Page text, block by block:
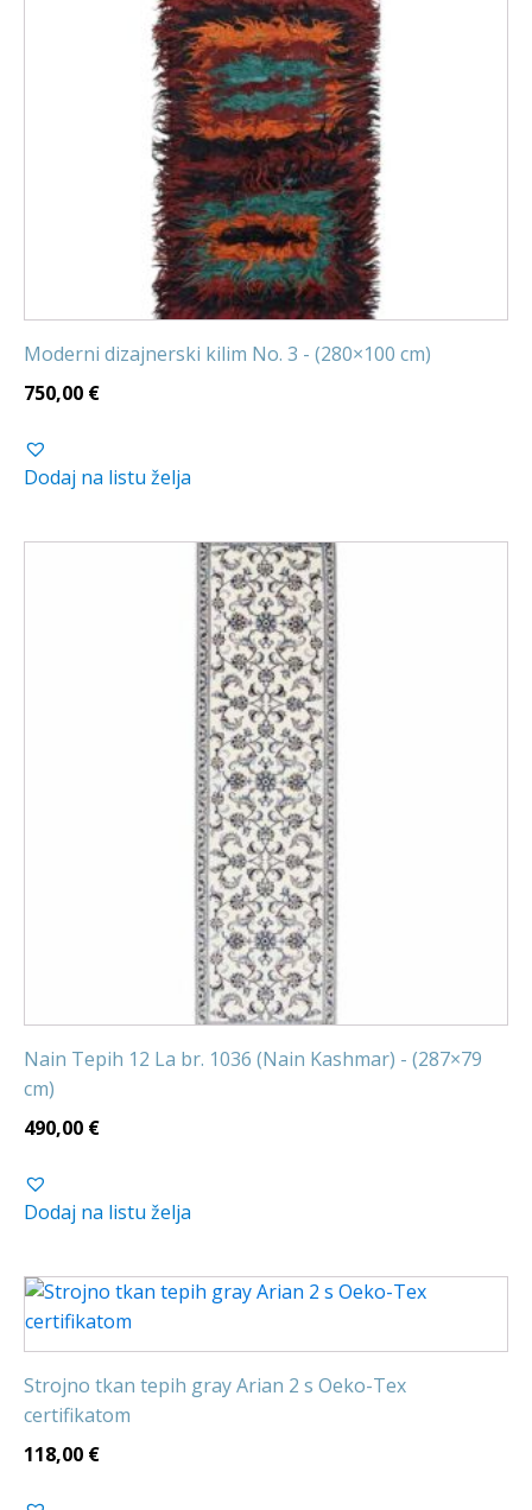
Moderni dizajnerski kilim No. 3 - (280×100 cm)
750,00 €
Dodaj na listu želja
Nain Tepih 12 La br. 1036 (Nain Kashmar) - (287×79
cm)
490,00 €
Dodaj na listu želja
Strojno tkan tepih gray Arian 2 s Oeko-Tex
certifikatom
118,00 €